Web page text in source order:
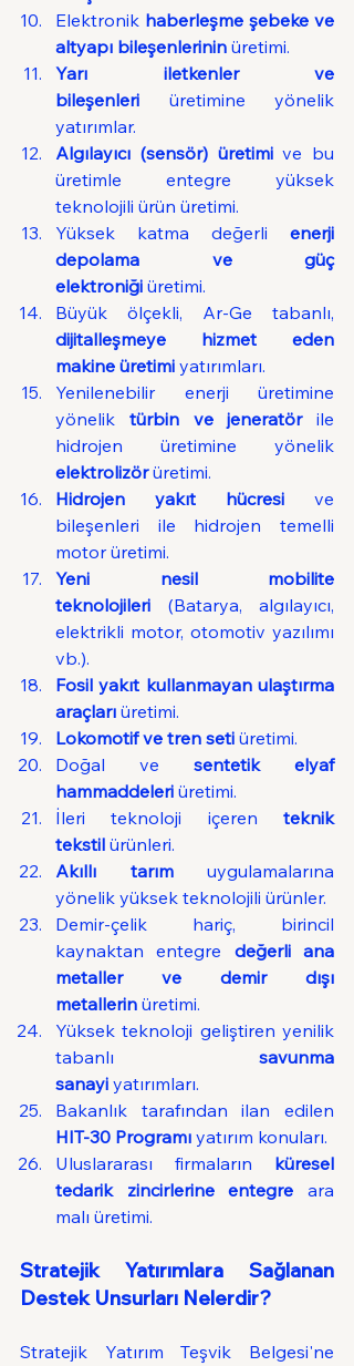
Elektronik haberleşme şebeke ve
altyapı bileşenlerinin üretimi.
Yarı iletkenler ve
bileşenleri üretimine yönelik
yatırımlar.
Algılayıcı (sensör) üretimi ve bu
üretimle entegre yüksek
teknolojili ürün üretimi.
Yüksek katma değerli enerji
depolama ve güç
elektroniği üretimi.
dijitalleşmeye hizmet eden
makine üretimi yatırımları.
Yenilenebilir enerji üretimine
yönelik türbin ve jeneratör ile
elektrolizör üretimi.
Hidrojen yakıt hücresi ve
bileşenleri ile hidrojen temelli
motor üretimi.
Yeni nesil mobilite
teknolojileri (Batarya, algılayıcı,
elektrikli motor, otomotiv yazılımı
vb.).
Fosil yakıt kullanmayan ulaştırma
araçları üretimi.
Lokomotif ve tren seti üretimi.
Doğal ve sentetik elyaf
hammaddeleri üretimi.
İleri teknoloji içeren teknik
tekstil ürünleri.
Akıllı tarım uygulamalarına
yönelik yüksek teknolojili ürünler.
Demir-çelik hariç, birincil
kaynaktan entegre değerli ana
metaller ve demir dışı
metallerin üretimi.
Yüksek teknoloji geliştiren yenilik
tabanlı savunma
sanayi yatırımları.
HIT-30 Programı yatırım konuları.
Uluslararası firmaların küresel
tedarik zincirlerine entegre ara
malı üretimi.
Stratejik Yatırımlara Sağlanan
Destek Unsurları Nelerdir?
Stratejik Yatırım Teşvik Belgesi'ne